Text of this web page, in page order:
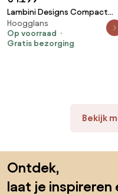
Lambini Designs Compact
Stone badkamermeubel
2 kraangaten hoogglans
antraciet
Hoogglans
Op voorraad
Gratis bezorging
Bekijk
Ontdek,
laat je inspireren